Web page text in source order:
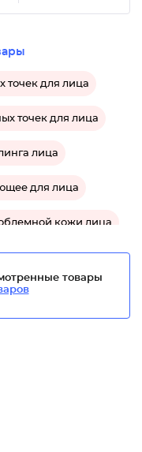
точек для лица
точек для лица
лица
для лица
кожи лица
товары